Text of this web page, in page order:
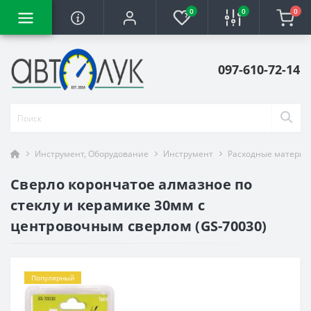
0 0 0
097-610-72-14
Инструмент, Оборудование Инструмент Расходные
Сверло корончатое алмазное по
стеклу и керамике 30мм с
центровочным сверлом (GS-70030)
Популярный